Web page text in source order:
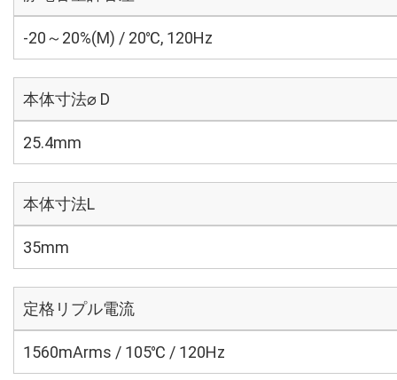
-20～20%(M) / 20℃, 120Hz
本体寸法⌀ D
25.4mm
本体寸法L
35mm
定格リプル電流
1560mArms / 105℃ / 120Hz